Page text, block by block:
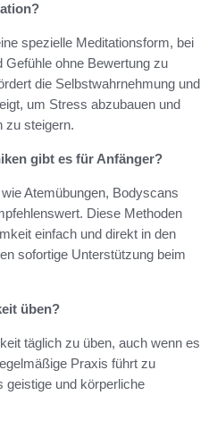
spezielle Meditationsform, bei
Gefühle ohne Bewertung zu
die Selbstwahrnehmung und
um Stress abzubauen und
zu steigern.
gibt es für Anfänger?
Atemübungen, Bodyscans
Diese Methoden
einfach und direkt in den
sofortige Unterstützung beim
üben?
täglich zu üben, auch wenn es
Praxis führt zu
geistige und körperliche